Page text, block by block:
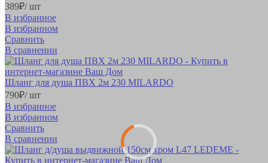
389₽/ шт
В избранное
В избранном
Сравнить
В сравнении
Шланг для душа ПВХ 2м 230 MILARDO
790₽/ шт
В избранное
В избранном
Сравнить
В сравнении